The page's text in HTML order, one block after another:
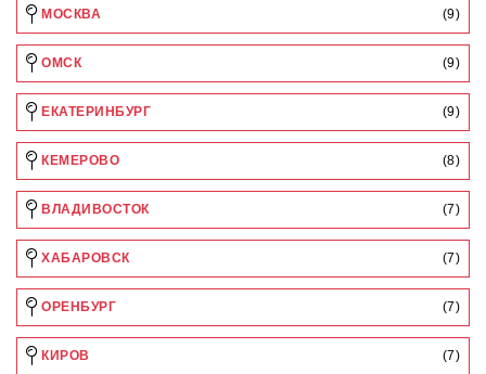
МОСКВА (9)
ОМСК (9)
ЕКАТЕРИНБУРГ (9)
КЕМЕРОВО (8)
ВЛАДИВОСТОК (7)
ХАБАРОВСК (7)
ОРЕНБУРГ (7)
КИРОВ (7)